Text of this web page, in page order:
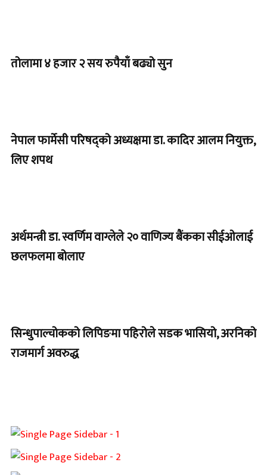
तोलामा ४ हजार २ सय रुपैयाँ बढ्यो सुन
नेपाल फार्मेसी परिषद्को अध्यक्षमा डा. कादिर आलम नियुक्त,
लिए शपथ
अर्थमन्त्री डा. स्वर्णिम वाग्लेले २० वाणिज्य बैंकका सीईओलाई
छलफलमा बोलाए
सिन्धुपाल्चोकको लिपिङमा पहिरोले सडक भासियो, अरनिको
राजमार्ग अवरुद्ध